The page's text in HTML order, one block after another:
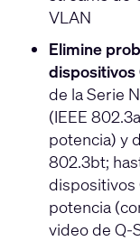
VLAN
Elimine
dispositivos
de la Serie
(IEEE
potencia) y
802.3bt;
dispositivos
potencia
video de Q-